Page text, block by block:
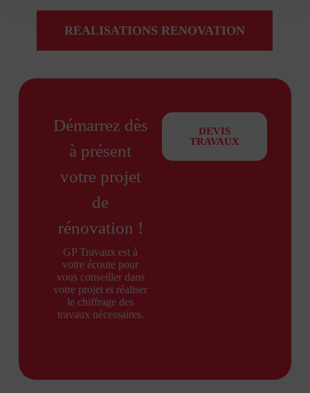
REALISATIONS RENOVATION
Démarrez dès
à présent
votre projet
de
rénovation !
GP Travaux est à
votre écoute pour
vous conseiller dans
votre projet et réaliser
le chiffrage des
travaux nécessaires.
DEVIS
TRAVAUX